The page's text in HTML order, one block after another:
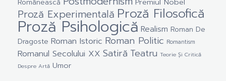
Românească
Proză Experimentală Proză Filosofică
Proză Psihologică Realism Roman De
Dragoste Roman Istoric Roman Politic Romantism
Romanul Secolului XX Satiră Teatru Teorie Și Critică
Despre Artă Umor